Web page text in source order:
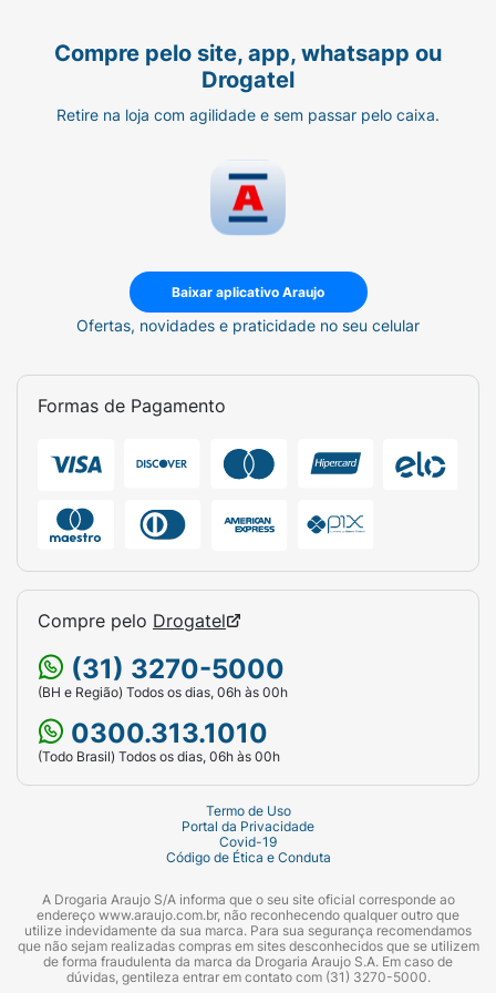
Compre pelo site, app, whatsapp ou
Drogatel
Retire na loja com agilidade e sem passar pelo caixa.
Baixar aplicativo Araujo
Ofertas, novidades e praticidade no seu celular
Formas de Pagamento
Compre pelo Drogatel
(31) 3270-5000
(BH e Região) Todos os dias, 06h às 00h
0300.313.1010
(Todo Brasil) Todos os dias, 06h às 00h
Termo de Uso
Portal da Privacidade
Covid-19
Código de Ética e Conduta
A Drogaria Araujo S/A informa que o seu site oficial corresponde ao
endereço www.araujo.com.br, não reconhecendo qualquer outro que
utilize indevidamente da sua marca. Para sua segurança recomendamos
que não sejam realizadas compras em sites desconhecidos que se utilizem
de forma fraudulenta da marca da Drogaria Araujo S.A. Em caso de
dúvidas, gentileza entrar em contato com (31) 3270-5000.